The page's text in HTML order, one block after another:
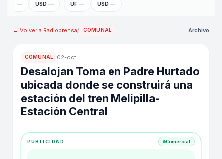
UF — USD — UF — USD —
← Volver a Radioprensa/ COMUNAL Archivo
COMUNAL 02-oct
Desalojan Toma en Padre Hurtado
ubicada donde se construirá una
estación del tren Melipilla-
Estación Central
PUBLICIDAD Comercial